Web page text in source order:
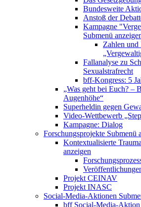
Bundesweite
Anstoß der
Kampagne
Submenü
Zahlen und
Fallanalyse zu
Sexualstrafrecht
bff-Kongress: 5
„Was geht bei Euch? –
Augenhöhe“
Superheldin gegen
Video-Wettbewerb
Kampagne: Dialog
Forschungsprojekte Submenü
Kontextualisierte
anzeigen
Projekt CEINAV
Projekt INASC
Social-Media-Aktionen
bff Social-Media-Aktion